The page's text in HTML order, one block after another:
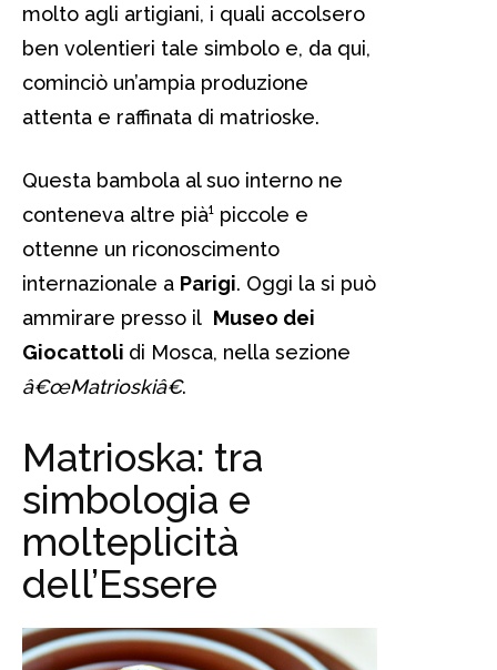
molto agli artigiani, i quali accolsero
ben volentieri tale simbolo e, da qui,
cominciò un’ampia produzione
attenta e raffinata di matrioske.
Questa bambola al suo interno ne
conteneva altre pià¹ piccole e
ottenne un riconoscimento
internazionale a Parigi. Oggi la si può
ammirare presso il Museo dei
Giocattoli di Mosca, nella sezione
â€œMatrioskiâ€.
Matrioska: tra
simbologia e
molteplicità
dell’Essere